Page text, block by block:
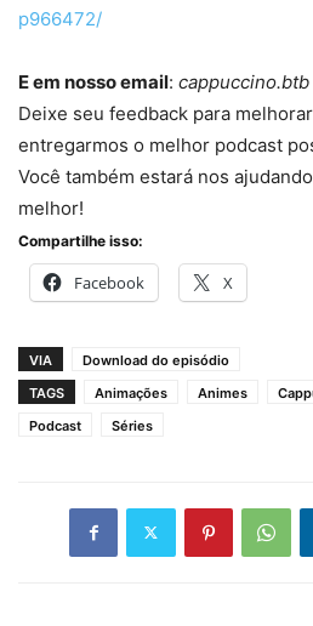
p966472/
E em nosso email:
Deixe seu feedback para
entregarmos o melhor podcast
Você também estará nos
melhor!
Compartilhe isso:
Facebook X
VIA
Download do episódio
TAGS
Animações Animes
Podcast
Séries